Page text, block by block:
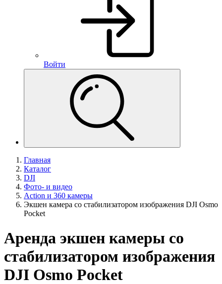
Войти
Главная
Каталог
DJI
Фото- и видео
Action и 360 камеры
Экшен камера со стабилизатором изображения DJI Osmo
Pocket
Аренда экшен камеры со
стабилизатором изображения
DJI Osmo Pocket